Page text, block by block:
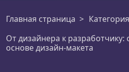
Главная страница
От дизайнера к разработчику:
основе дизайн-макета